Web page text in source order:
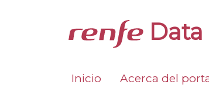
Data
Inicio Acerca del